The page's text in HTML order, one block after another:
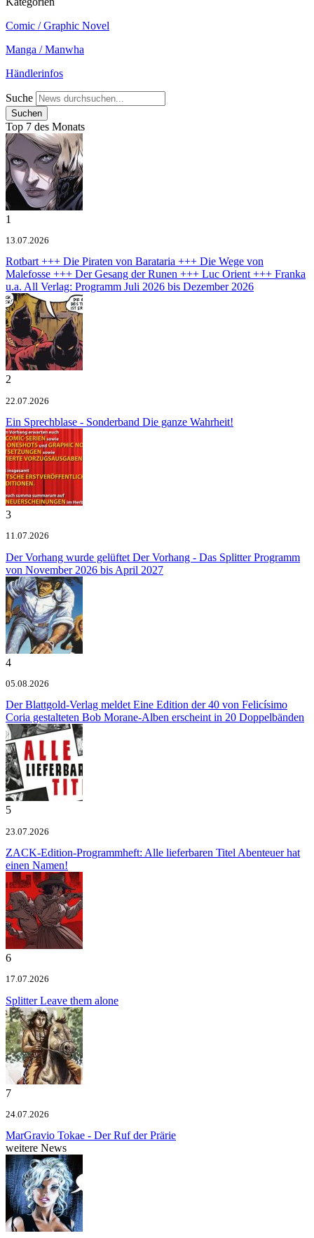
Comic / Graphic Novel
Manga / Manwha
Händlerinfos
Suche
Top 7 des Monats
1
13.07.2026
Rotbart +++ Die Piraten von Barataria +++ Die Wege von
Malefosse +++ Der Gesang der Runen +++ Luc Orient +++ Franka
u.a. All Verlag: Programm Juli 2026 bis Dezember 2026
2
22.07.2026
Ein Sprechblase - Sonderband Die ganze Wahrheit!
3
11.07.2026
Der Vorhang wurde gelüftet Der Vorhang - Das Splitter Programm
von November 2026 bis April 2027
4
05.08.2026
Der Blattgold-Verlag meldet Eine Edition der 40 von Felicísimo
Coria gestalteten Bob Morane-Alben erscheint in 20 Doppelbänden
5
23.07.2026
ZACK-Edition-Programmheft: Alle lieferbaren Titel Abenteuer hat
einen Namen!
6
17.07.2026
SplitterLeave them alone
7
24.07.2026
MarGravio Tokae - Der Ruf der Prärie
weitere News